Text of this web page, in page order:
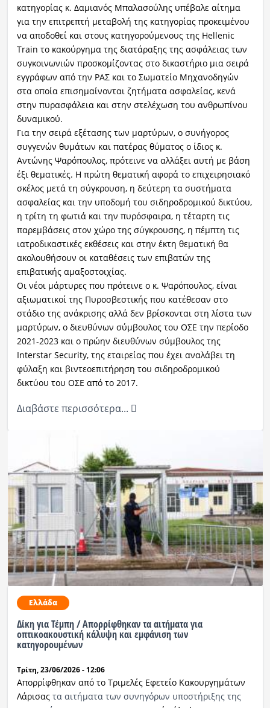
κατηγορίας κ. Δαμιανός Μπαλασούλης υπέβαλε αίτημα
για την επιτρεπτή μεταβολή της κατηγορίας προκειμένου
να αποδοθεί και στους κατηγορούμενους της Hellenic
Train το κακούργημα της διατάραξης της ασφάλειας των
συγκοινωνιών προσκομίζοντας στο δικαστήριο μια σειρά
εγγράφων από την ΡΑΣ και το Σωματείο Μηχανοδηγών
στα οποία επισημαίνονται ζητήματα ασφαλείας, κενά
στην πυρασφάλεια και στην στελέχωση του ανθρωπίνου
δυναμικού.
Για την σειρά εξέτασης των μαρτύρων, ο συνήγορος
συγγενών θυμάτων και πατέρας θύματος ο ίδιος κ.
Αντώνης Ψαρόπουλος, πρότεινε να αλλάξει αυτή με βάση
έξι θεματικές. Η πρώτη θεματική αφορά το επιχειρησιακό
σκέλος μετά τη σύγκρουση, η δεύτερη τα συστήματα
ασφαλείας και την υποδομή του σιδηροδρομικού δικτύου,
η τρίτη τη φωτιά και την πυρόσφαιρα, η τέταρτη τις
παρεμβάσεις στον χώρο της σύγκρουσης, η πέμπτη τις
ιατροδικαστικές εκθέσεις και στην έκτη θεματική θα
ακολουθήσουν οι καταθέσεις των επιβατών της
επιβατικής αμαξοστοιχίας.
Οι νέοι μάρτυρες που πρότεινε ο κ. Ψαρόπουλος, είναι
αξιωματικοί της Πυροσβεστικής που κατέθεσαν στο
στάδιο της ανάκρισης αλλά δεν βρίσκονται στη λίστα των
μαρτύρων, ο διευθύνων σύμβουλος του ΟΣΕ την περίοδο
2021-2023 και ο πρώην διευθύνων σύμβουλος της
Interstar Security, της εταιρείας που έχει αναλάβει τη
φύλαξη και βιντεοεπιτήρηση του σιδηροδρομικού
δικτύου του ΟΣΕ από το 2017.
Διαβάστε περισσότερα...
Ελλάδα
Δίκη για Τέμπη / Απορρίφθηκαν τα αιτήματα για
οπτικοακουστική κάλυψη και εμφάνιση των
κατηγορουμένων
Τρίτη, 23/06/2026 - 12:06
Απορρίφθηκαν από το Τριμελές Εφετείο Κακουργημάτων
Λάρισας τα αιτήματα των συνηγόρων υποστήριξης της